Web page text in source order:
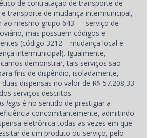
de contratação de transporte de
transporte de mudança intermunicipal,
ao mesmo grupo 643 — serviço de
mas possuem códigos e
(código 3212 – mudança local e
intermunicipal). Igualmente,
demonstrar, tais serviços são
fins de dispêndio, isoladamente,
dispensas no valor de R$ 57.208,33
serviços descritos.
legis é no sentido de prestigiar a
concomitantemente, admitindo-
eletrônica todas as vezes em que
de um produto ou serviço, pelo